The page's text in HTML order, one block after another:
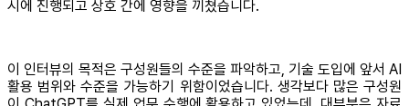
시에 진행되고 상호 간에 영향을 끼쳤습니다.
이 인터뷰의 목적은 구성원들의 수준을 파악하고, 기술 도입에 앞서 AI
활용 범위와 수준을 가능하기 위함이었습니다. 생각보다 많은 구성원